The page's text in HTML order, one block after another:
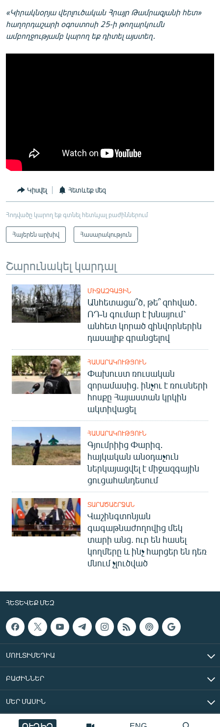
«Կիրակնօրյա վերլուծական Հրայր Թամրազյանի հետ»
հաղորդաշարի օգոստոսի 25-ի թողարկումն
ամբողջությամբ կարող եք դիտել այստեղ․
Կիսվել Հետևեք մեզ
Հոդվածը կարող եք գտնել հետևյալ բաժիններում
Հայերեն արխիվ Հասարակություն
Շարունակել կարդալ
ՄԻՋԱԶԳԱՅԻՆ
Անհետացա՞ծ, թե՞ զոհված․
ՌԴ-ն գումար է խնայում՝
անհետ կորած զինվորներին
դասալիք գրանցելով
ՀԱՍԱՐԱԿՈՒԹՅՈՒՆ
Փախուստ ռուսական
զորամասից. ինչու է ռուսների
հոսքը Հայաստան կրկին
ակտիվացել
ՀԱՍԱՐԱԿՈՒԹՅՈՒՆ
Գյումրիից Փարիզ․
հայկական անօդաչուն
ներկայացվել է միջազգային
ցուցահանդեսում
ՏԱՐԱԾԱՇՐՋԱՆ
Վաշինգտոնյան
գագաթնաժողովից մեկ
տարի անց. ուր են հասել
կողմերը և ինչ հարցեր են դեռ
մնում չլուծված
ՀԵՏԵՎԵՔ ՄԵԶ
ՄՈՒԼՏԻՄԵԴԻԱ
ԲԱԺԻՆՆԵՐ
ՄԵՐ ՄԱՍԻՆ